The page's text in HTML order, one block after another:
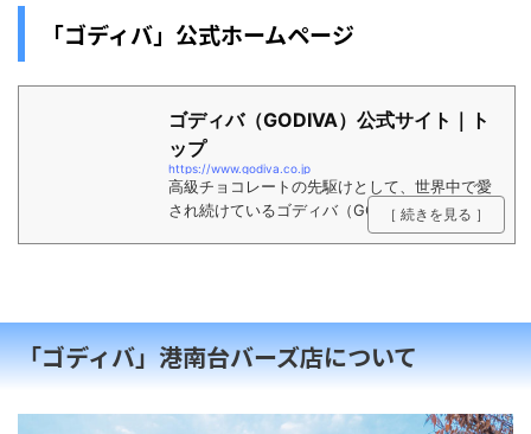
「ゴディバ」公式ホームページ
ゴディバ（GODIVA）公式サイト｜ト
ップ
https://www.godiva.co.jp
高級チョコレートの先駆けとして、世界中で愛
され続けているゴディバ（GODIVA）の公式サ
［ 続きを見る ］
「ゴディバ」港南台バーズ店について